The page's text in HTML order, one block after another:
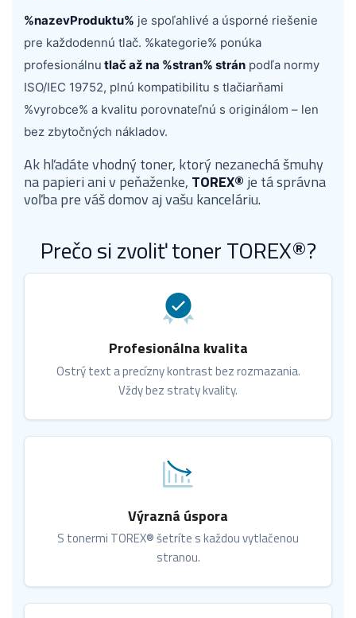
%nazevProduktu% je spoľahlivé a úsporné riešenie
pre každodennú tlač. %kategorie% ponúka
profesionálnu tlač až na %stran% strán podľa normy
ISO/IEC 19752, plnú kompatibilitu s tlačiarňami
%vyrobce% a kvalitu porovnateľnú s originálom – len
bez zbytočných nákladov.
Ak hľadáte vhodný toner, ktorý nezanechá šmuhy
na papieri ani v peňaženke, TOREX® je tá správna
voľba pre váš domov aj vašu kanceláriu.
Prečo si zvoliť toner TOREX®?
Profesionálna kvalita
Ostrý text a precízny kontrast bez rozmazania.
Vždy bez straty kvality.
Výrazná úspora
S tonermi TOREX® šetríte s každou vytlačenou
stranou.